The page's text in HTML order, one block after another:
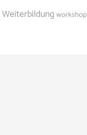
Weiterbildung workshop